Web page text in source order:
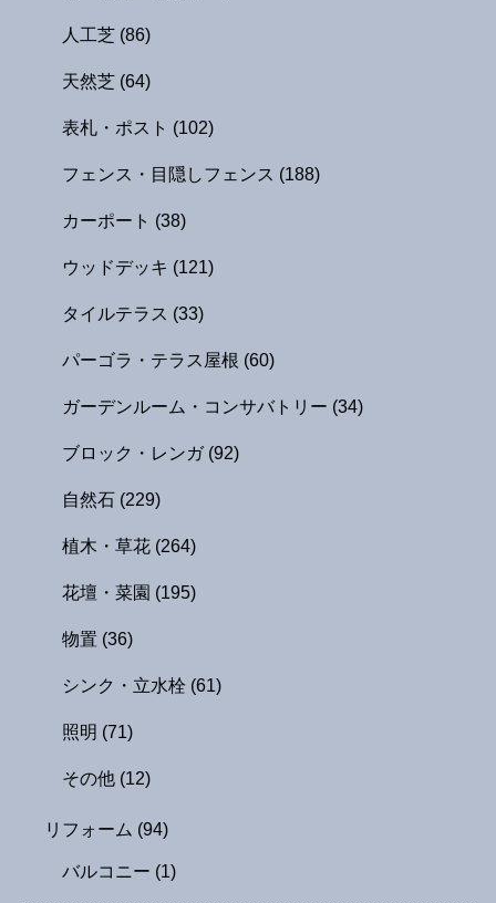
人工芝 (86)
天然芝 (64)
表札・ポスト (102)
フェンス・目隠しフェンス (188)
カーポート (38)
ウッドデッキ (121)
タイルテラス (33)
パーゴラ・テラス屋根 (60)
ガーデンルーム・コンサバトリー (34)
ブロック・レンガ (92)
自然石 (229)
植木・草花 (264)
花壇・菜園 (195)
物置 (36)
シンク・立水栓 (61)
照明 (71)
その他 (12)
リフォーム (94)
バルコニー (1)